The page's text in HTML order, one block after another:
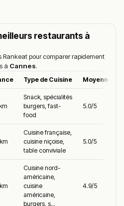
restaurants à
Rankeat pour comparer rapidement
à Cannes.
Type de Cuisine Moyenne
Snack, spécialités
burgers, fast-
food
5.0/5
Cuisine française,
cuisine niçoise,
table conviviale
5.0/5
Cuisine nord-
américaine,
cuisine
américaine,
burgers, s...
4.9/5